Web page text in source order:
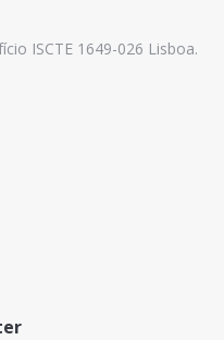
ISCTE 1649-026 Lisboa.